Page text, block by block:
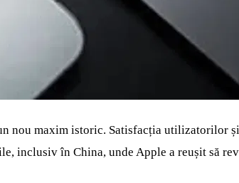
nou maxim istoric. Satisfacția
inclusiv în China, unde Apple a reușit să